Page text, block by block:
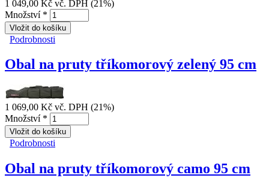
1 049,00 Kč vč. DPH (21%)
Množství *
Podrobnosti
Obal na pruty tříkomorový zelený 95 cm
1 069,00 Kč vč. DPH (21%)
Množství *
Podrobnosti
Obal na pruty tříkomorový camo 95 cm